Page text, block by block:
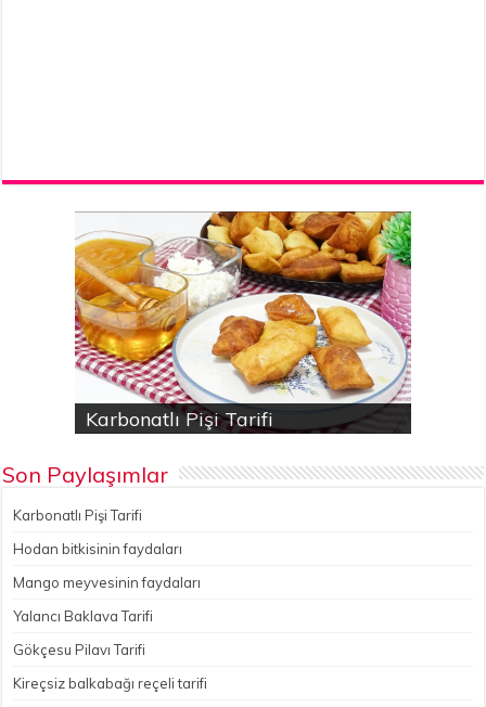
Karbonatlı Pişi Tarifi
Hodan bitkisinin faydaları
Yalancı Baklava Tarifi
Gökçesu Pilavı Tarifi
Nohutlu kereviz yemeği
Son Paylaşımlar
Karbonatlı Pişi Tarifi
Hodan bitkisinin faydaları
Mango meyvesinin faydaları
Yalancı Baklava Tarifi
Gökçesu Pilavı Tarifi
Kireçsiz balkabağı reçeli tarifi